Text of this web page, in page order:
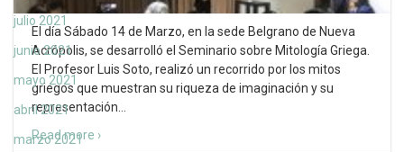
julio 2021
junio 2021
mayo 2021
abril 2021
marzo 2021
El día Sábado 14 de Marzo, en la sede Belgrano de Nueva
Acrópolis, se desarrolló el Seminario sobre Mitología Griega.
El Profesor Luis Soto, realizó un recorrido por los mitos
griegos que muestran su riqueza de imaginación y su
representación…
Read more ›